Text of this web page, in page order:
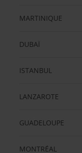
MARTINIQUE
DUBAÏ
ISTANBUL
LANZAROTE
GUADELOUPE
MONTRÉAL